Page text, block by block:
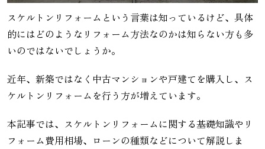
スケルトンリフォームという言葉は知っているけど、具体
的にはどのようなリフォーム方法なのかは知らない方も多
いのではないでしょうか。
近年、新築ではなく中古マンションや戸建てを購入し、ス
ケルトンリフォームを行う方が増えています。
本記事では、スケルトンリフォームに関する基礎知識やリ
フォーム費用相場、ローンの種類などについて解説しま